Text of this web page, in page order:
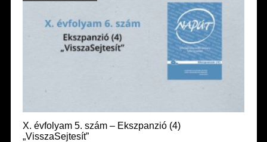
X. évfolyam 5. szám – Ekszpanzió (4)
„VisszaSejtesít”